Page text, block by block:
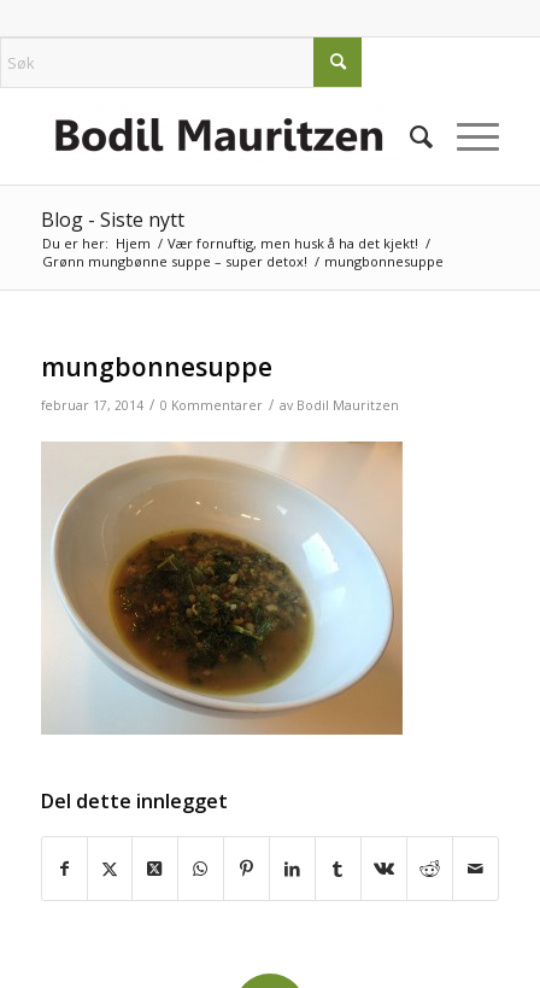
Blog - Siste nytt
Du er her: Hjem / Vær fornuftig, men husk å ha det kjekt! /
Grønn mungbønne suppe – super detox! / mungbonnesuppe
mungbonnesuppe
februar 17, 2014 / 0 Kommentarer / av Bodil Mauritzen
Del dette innlegget